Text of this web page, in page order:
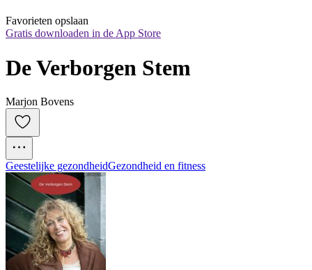
Favorieten opslaan
Gratis downloaden in de App Store
De Verborgen Stem
Marjon Bovens
Geestelijke gezondheidGezondheid en fitness